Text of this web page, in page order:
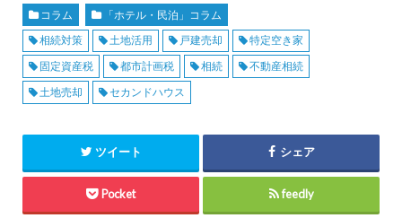
コラム
「ホテル・民泊」コラム
相続対策
土地活用 戸建売却
特定空き家
固定資産税
都市計画税 相続
不動産相続
土地売却
セカンドハウス
ツイート シェア
Pocket feedly